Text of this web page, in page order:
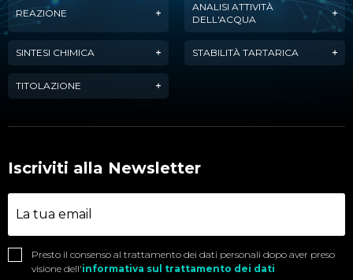
REAZIONE
ANALISI ATTIVITÀ
DELL'ACQUA
SINTESI CHIMICA STABILITÀ TARTARICA
TITOLAZIONE
Iscriviti alla Newsletter
Presto il consenso al trattamento dei dati personali dopo aver preso
visione dell'informativa sul trattamento dei dati